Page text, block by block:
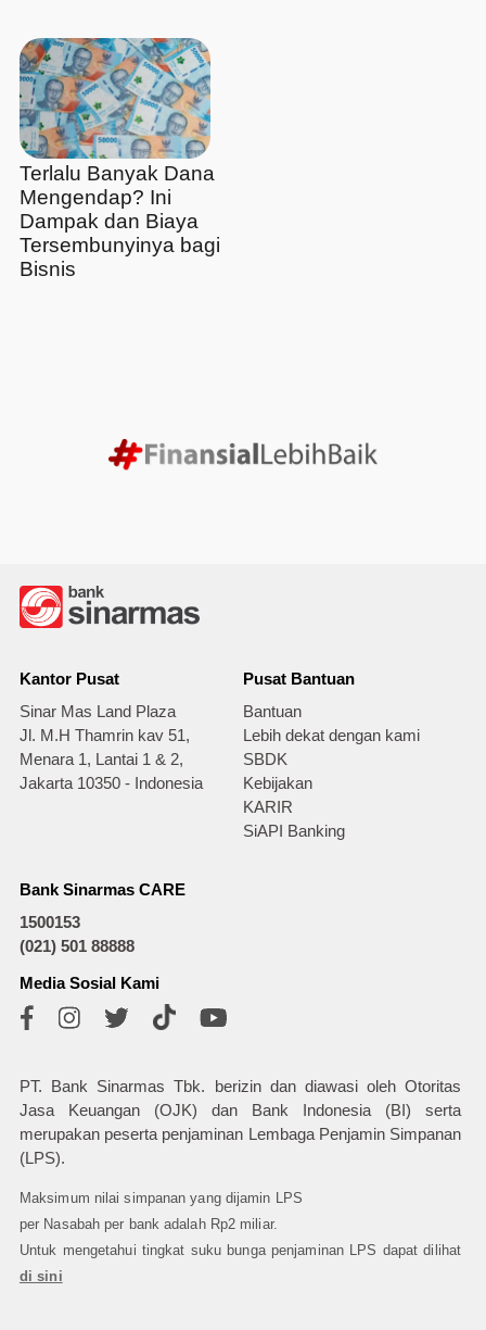
Terlalu Banyak Dana
Mengendap? Ini
Dampak dan Biaya
Tersembunyinya bagi
Bisnis
Kantor Pusat
Sinar Mas Land Plaza
Jl. M.H Thamrin kav 51,
Menara 1, Lantai 1 & 2,
Jakarta 10350 - Indonesia
Pusat Bantuan
Bantuan
Lebih dekat dengan kami
SBDK
Kebijakan
KARIR
SiAPI Banking
Bank Sinarmas CARE
1500153
(021) 501 88888
Media Sosial Kami
PT. Bank Sinarmas Tbk. berizin dan diawasi oleh Otoritas
Jasa Keuangan (OJK) dan Bank Indonesia (BI) serta
merupakan peserta penjaminan Lembaga Penjamin Simpanan
(LPS).
Maksimum nilai simpanan yang dijamin LPS
per Nasabah per bank adalah Rp2 miliar.
Untuk mengetahui tingkat suku bunga penjaminan LPS dapat dilihat
di sini